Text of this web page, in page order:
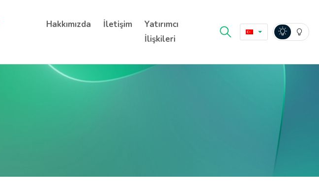
Hakkımızda İletişim
Yatırımcı
İlişkileri